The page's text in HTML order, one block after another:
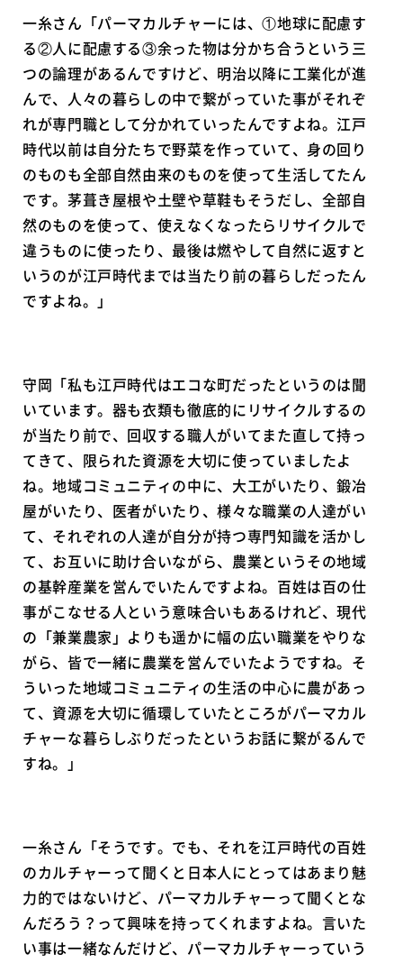
一糸さん「パーマカルチャーには、①地球に配慮す
る②人に配慮する③余った物は分かち合うという三
つの論理があるんですけど、明治以降に工業化が進
んで、人々の暮らしの中で繋がっていた事がそれぞ
れが専門職として分かれていったんですよね。江戸
時代以前は自分たちで野菜を作っていて、身の回り
のものも全部自然由来のものを使って生活してたん
です。茅葺き屋根や土壁や草鞋もそうだし、全部自
然のものを使って、使えなくなったらリサイクルで
違うものに使ったり、最後は燃やして自然に返すと
いうのが江戸時代までは当たり前の暮らしだったん
ですよね。」
守岡「私も江戸時代はエコな町だったというのは聞
いています。器も衣類も徹底的にリサイクルするの
が当たり前で、回収する職人がいてまた直して持っ
てきて、限られた資源を大切に使っていましたよ
ね。地域コミュニティの中に、大工がいたり、鍛冶
屋がいたり、医者がいたり、様々な職業の人達がい
て、それぞれの人達が自分が持つ専門知識を活かし
て、お互いに助け合いながら、農業というその地域
の基幹産業を営んでいたんですよね。百姓は百の仕
事がこなせる人という意味合いもあるけれど、現代
の「兼業農家」よりも遥かに幅の広い職業をやりな
がら、皆で一緒に農業を営んでいたようですね。そ
ういった地域コミュニティの生活の中心に農があっ
て、資源を大切に循環していたところがパーマカル
チャーな暮らしぶりだったというお話に繋がるんで
すね。」
一糸さん「そうです。でも、それを江戸時代の百姓
のカルチャーって聞くと日本人にとってはあまり魅
力的ではないけど、パーマカルチャーって聞くとな
んだろう？って興味を持ってくれますよね。言いた
い事は一緒なんだけど、パーマカルチャーっていう